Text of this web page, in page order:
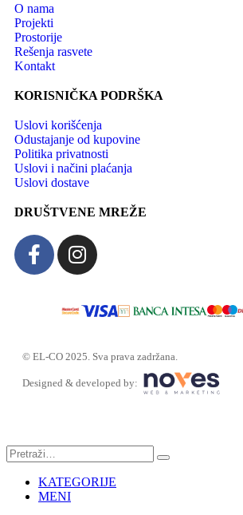
O nama
Projekti
Prostorije
Rešenja rasvete
Kontakt
KORISNIČKA PODRŠKA
Uslovi korišćenja
Odustajanje od kupovine
Politika privatnosti
Uslovi i načini plaćanja
Uslovi dostave
DRUŠTVENE MREŽE
© EL-CO 2025. Sva prava zadržana.
Designed & developed by:
KATEGORIJE
MENI